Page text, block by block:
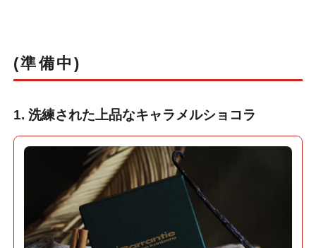
(準備中)
1. 洗練された上品なキャラメルショコラ